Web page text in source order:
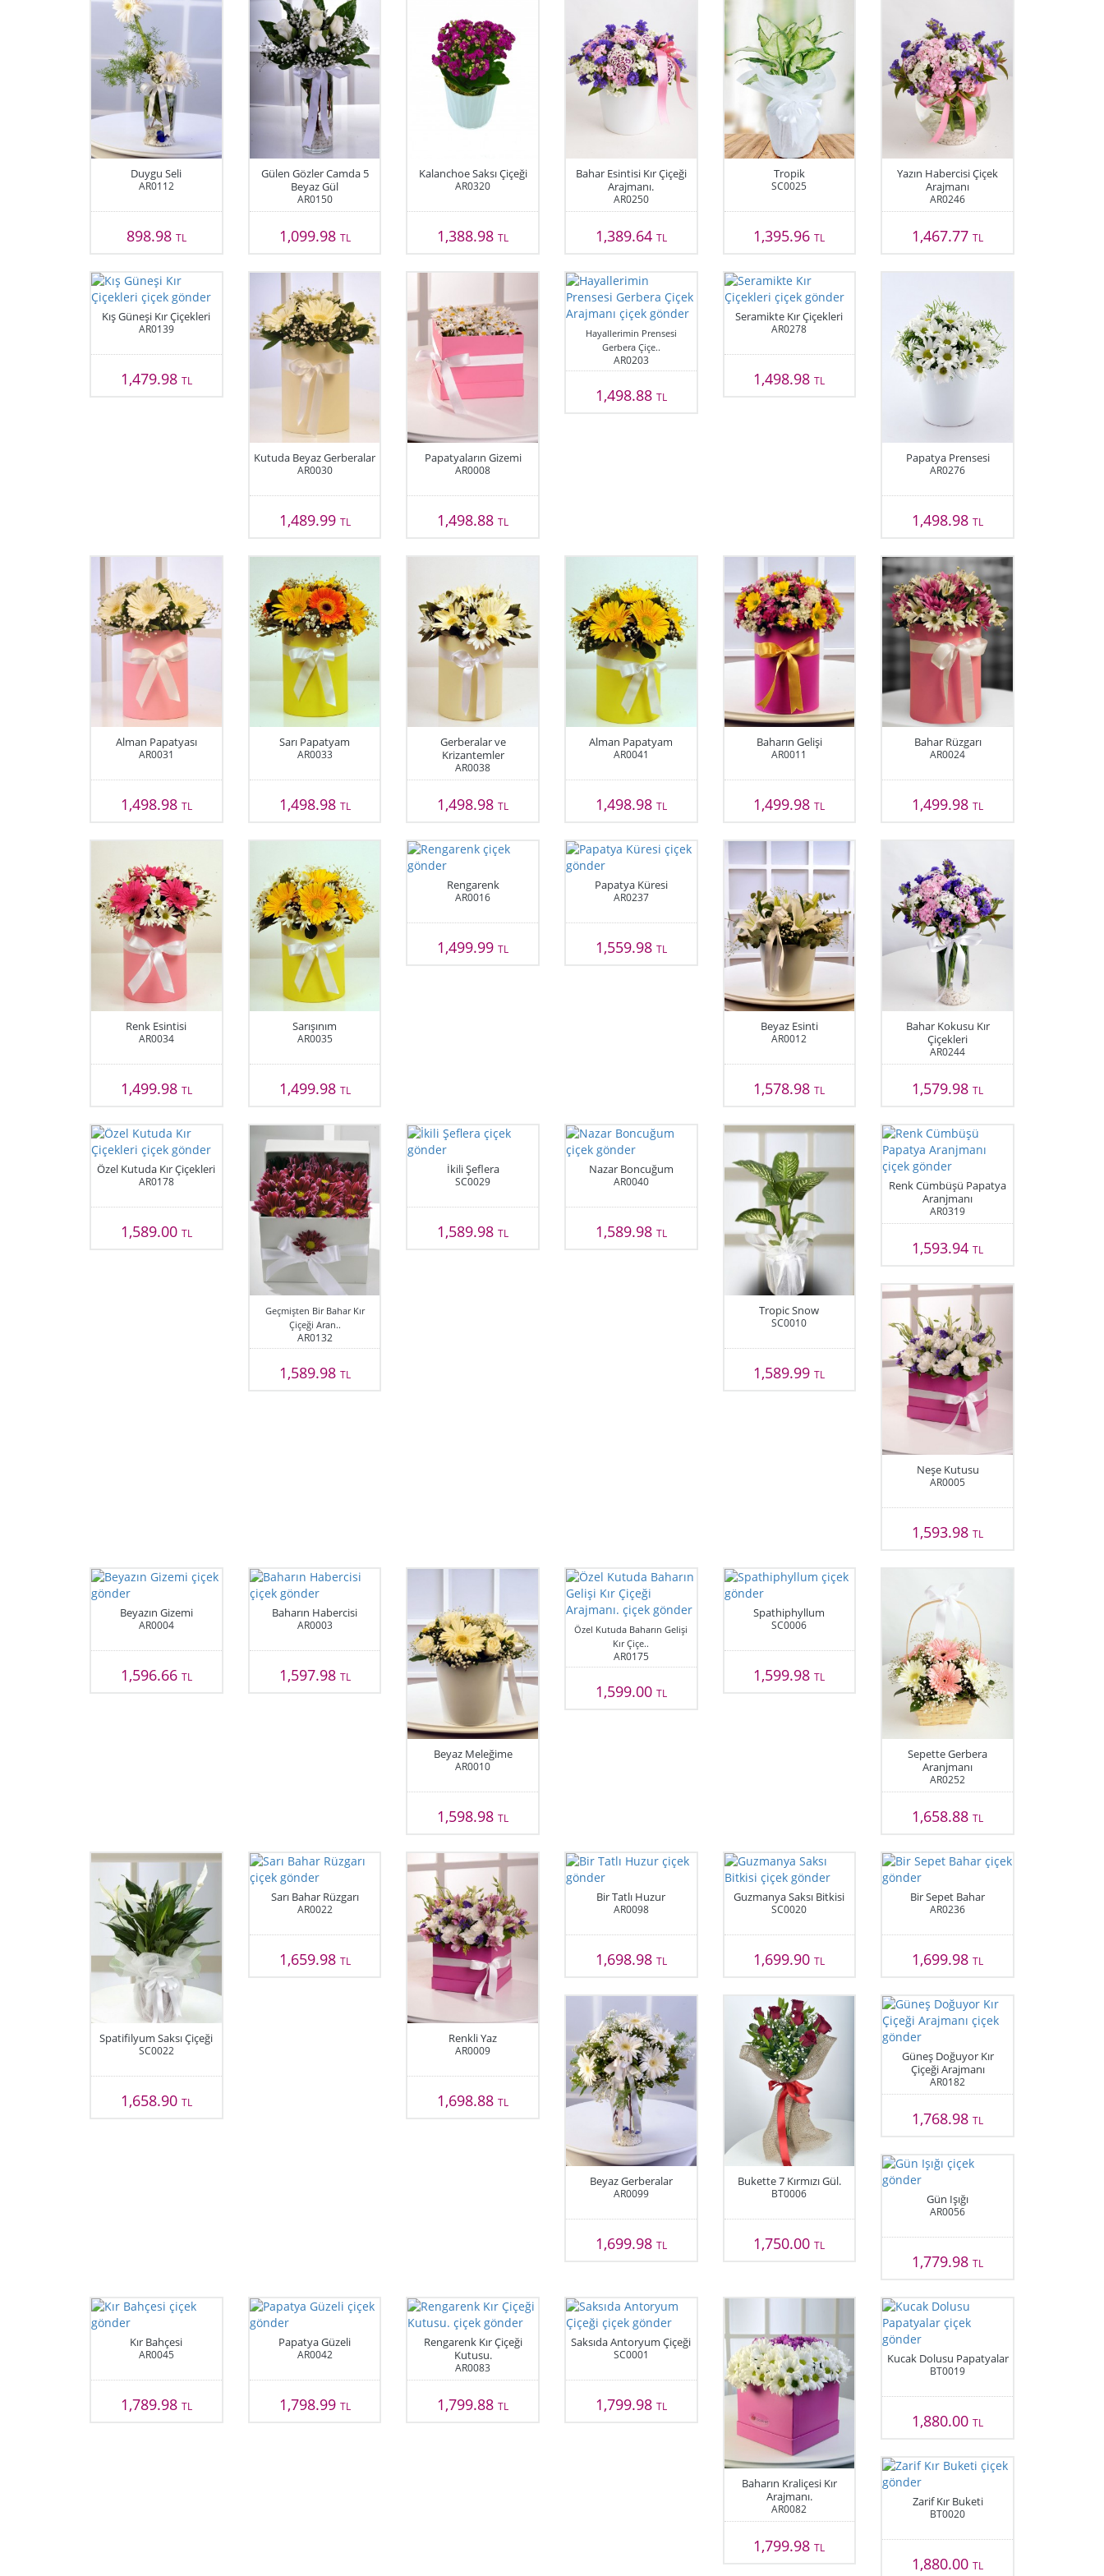
Duygu Seli
AR0112
898.98 TL
Gülen Gözler Camda 5
Beyaz Gül
AR0150
1,099.98 TL
Kalanchoe Saksı Çiçeği
AR0320
1,388.98TL
Bahar Esintisi Kır Çiçeği
Arajmanı.
AR0250
1,389.64 TL
Tropik
SC0025
1,395.96TL
Yazın Habercisi Çiçek
Arajmanı
AR0246
1,467.77TL
Kış Güneşi Kır Çiçekleri
AR0139
1,479.98 TL
Kutuda Beyaz Gerberalar
AR0030
1,489.99 TL
Papatyaların Gizemi
AR0008
1,498.88TL
Hayallerimin Prensesi
Gerbera Çiçe..
AR0203
1,498.88 TL
Seramikte Kır Çiçekleri
AR0278
1,498.98TL
Papatya Prensesi
AR0276
1,498.98TL
Alman Papatyası
AR0031
1,498.98 TL
Sarı Papatyam
AR0033
1,498.98 TL
Gerberalar ve
Krizantemler
AR0038
1,498.98TL
Alman Papatyam
AR0041
1,498.98 TL
Baharın Gelişi
AR0011
1,499.98TL
Bahar Rüzgarı
AR0024
1,499.98TL
Renk Esintisi
AR0034
1,499.98 TL
Sarışınım
AR0035
1,499.98 TL
Rengarenk
AR0016
1,499.99TL
Papatya Küresi
AR0237
1,559.98 TL
Beyaz Esinti
AR0012
1,578.98TL
Bahar Kokusu Kır
Çiçekleri
AR0244
1,579.98TL
Özel Kutuda Kır Çiçekleri
AR0178
1,589.00 TL
Geçmişten Bir Bahar Kır
Çiçeği Aran..
AR0132
1,589.98 TL
İkili Şeflera
SC0029
1,589.98TL
Nazar Boncuğum
AR0040
1,589.98 TL
Tropic Snow
SC0010
1,589.99TL
Renk Cümbüşü Papatya
Aranjmanı
AR0319
1,593.94TL
Neşe Kutusu
AR0005
1,593.98TL
Beyazın Gizemi
AR0004
1,596.66 TL
Baharın Habercisi
AR0003
1,597.98 TL
Beyaz Meleğime
AR0010
1,598.98TL
Özel Kutuda Baharın Gelişi
Kır Çiçe..
AR0175
1,599.00 TL
Spathiphyllum
SC0006
1,599.98TL
Sepette Gerbera
Aranjmanı
AR0252
1,658.88TL
Spatifilyum Saksı Çiçeği
SC0022
1,658.90 TL
Sarı Bahar Rüzgarı
AR0022
1,659.98 TL
Renkli Yaz
AR0009
1,698.88TL
Bir Tatlı Huzur
AR0098
1,698.98 TL
Guzmanya Saksı Bitkisi
SC0020
1,699.90TL
Bir Sepet Bahar
AR0236
1,699.98TL
Beyaz Gerberalar
AR0099
1,699.98 TL
Bukette 7 Kırmızı Gül.
BT0006
1,750.00TL
Güneş Doğuyor Kır
Çiçeği Arajmanı
AR0182
1,768.98TL
Gün Işığı
AR0056
1,779.98TL
Kır Bahçesi
AR0045
1,789.98 TL
Papatya Güzeli
AR0042
1,798.99 TL
Rengarenk Kır Çiçeği
Kutusu.
AR0083
1,799.88TL
Saksıda Antoryum Çiçeği
SC0001
1,799.98 TL
Baharın Kraliçesi Kır
Arajmanı.
AR0082
1,799.98TL
Kucak Dolusu Papatyalar
BT0019
1,880.00TL
Zarif Kır Buketi
BT0020
1,880.00TL